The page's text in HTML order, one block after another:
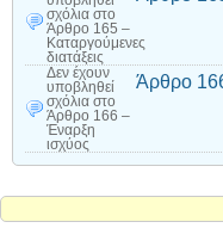
σχόλια στο
Άρθρο 165 –
Καταργούμενες
διατάξεις
Δεν έχουν
υποβληθεί
σχόλια στο
Άρθρο 166 –
Έναρξη
ισχύος
Άρθρο